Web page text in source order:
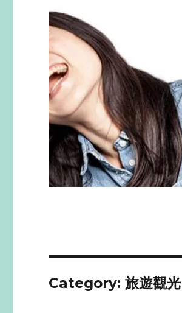
Category: 旅遊觀光